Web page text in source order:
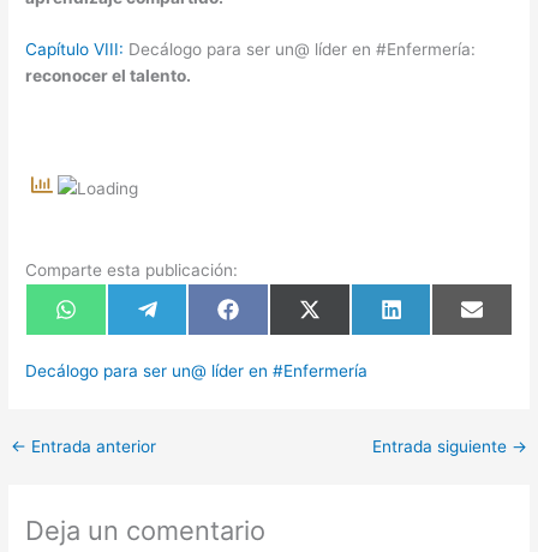
Capítulo VIII: Decálogo para ser un@ líder en #Enfermería:
reconocer el talento.
Comparte esta publicación:
Compartir
en
Compartir
en
Compartir
en
Compartir
en
(Twitter)
Compartir
en
en
Decálogo para ser un@ líder en #Enfermería
← Entrada anterior Entrada siguiente →
Deja un comentario